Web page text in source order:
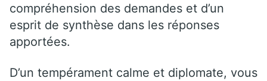
compréhension des demandes et d’un
esprit de synthèse dans les réponses
apportées.
D’un tempérament calme et diplomate, vous